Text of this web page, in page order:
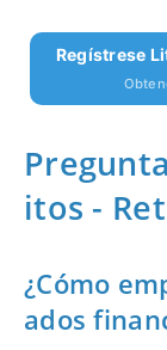
Regístrese
itos -
¿Cómo
ados